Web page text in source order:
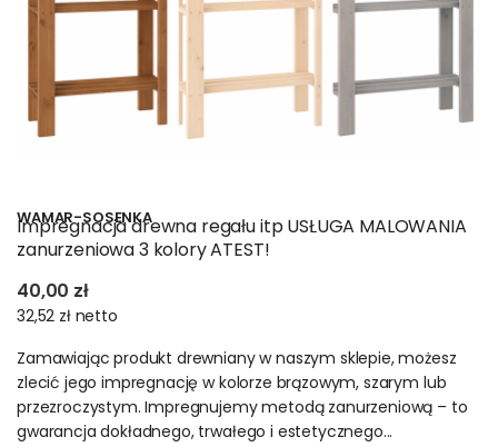
utrzymaniu porządku. Różnorodność dostępnych modeli
sprawia, że można je dopasować do każdego stylu aranżacji.
To meble trwałe, ekologiczne i funkcjonalne, które pozostają
modne niezależnie od zmieniających się trendów. Poznaj
serie atrakcyjnych mebli, które nie kosztują milionów
Drewniane – skrzynie na
regały łazienkowe.
Modułowe regały z
drewna – funkcjonalność
i styl
Regały drewniane to meble ponadczasowe . Wyróżniają się
naturalnym pięknem drewna. Są solidnie wykonane.
Dedykowane rozmaitym pomieszczeniom. Sprawdzą się
WAMAR-SOSENKA
Impregnacja drewna regału itp USŁUGA MALOWANIA
zanurzeniowa 3 kolory ATEST!
40,00 zł
32,52 zł netto
Zamawiając produkt drewniany w naszym sklepie, możesz
zlecić jego impregnację w kolorze brązowym, szarym lub
przezroczystym. Impregnujemy metodą zanurzeniową – to
gwarancja dokładnego, trwałego i estetycznego...